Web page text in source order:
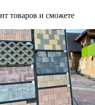
товаров и сможете